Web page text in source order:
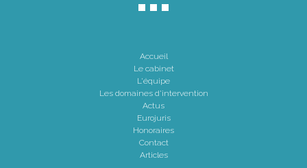
Accueil
Le cabinet
L'équipe
Les domaines d'intervention
Actus
Eurojuris
Honoraires
Contact
Articles